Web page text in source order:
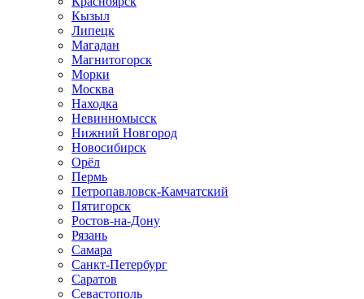
Кызыл
Липецк
Магадан
Магнитогорск
Морки
Москва
Находка
Невинномысск
Нижний Новгород
Новосибирск
Орёл
Пермь
Петропавловск-Камчатский
Пятигорск
Ростов-на-Дону
Рязань
Самара
Санкт-Петербург
Саратов
Севастополь